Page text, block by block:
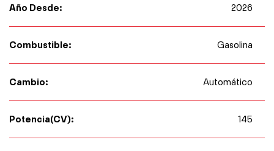
Año Desde: 2026
Combustible: Gasolina
Cambio: Automático
Potencia(CV): 145